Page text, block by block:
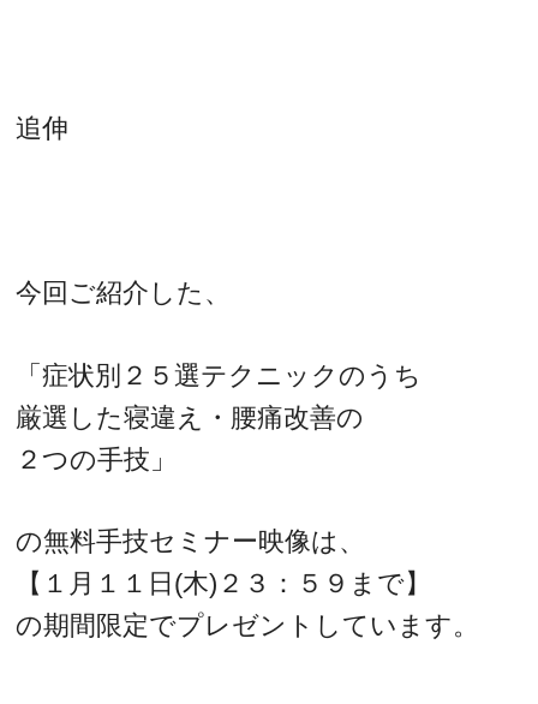
追伸
今回ご紹介した、
「症状別２５選テクニックのうち
厳選した寝違え・腰痛改善の
２つの手技」
の無料手技セミナー映像は、
【１月１１日(木)２３：５９まで】
の期間限定でプレゼントしています。